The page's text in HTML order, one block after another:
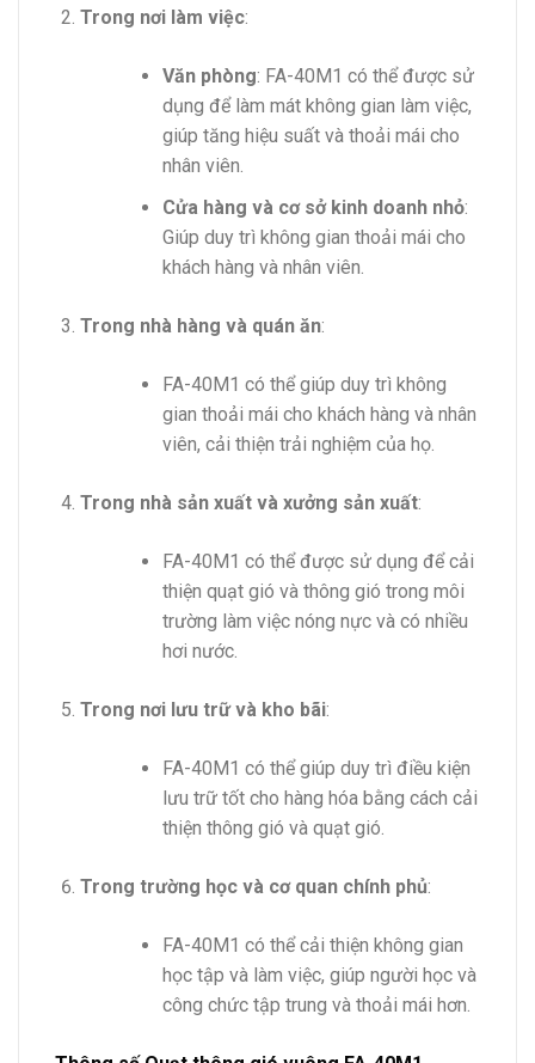
Trong nơi làm việc:
Văn phòng: FA-40M1 có thể được sử
dụng để làm mát không gian làm việc,
giúp tăng hiệu suất và thoải mái cho
nhân viên.
Cửa hàng và cơ sở kinh doanh nhỏ:
Giúp duy trì không gian thoải mái cho
khách hàng và nhân viên.
Trong nhà hàng và quán ăn:
FA-40M1 có thể giúp duy trì không
gian thoải mái cho khách hàng và nhân
viên, cải thiện trải nghiệm của họ.
Trong nhà sản xuất và xưởng sản xuất:
FA-40M1 có thể được sử dụng để cải
thiện quạt gió và thông gió trong môi
trường làm việc nóng nực và có nhiều
hơi nước.
Trong nơi lưu trữ và kho bãi:
FA-40M1 có thể giúp duy trì điều kiện
lưu trữ tốt cho hàng hóa bằng cách cải
thiện thông gió và quạt gió.
Trong trường học và cơ quan chính phủ:
FA-40M1 có thể cải thiện không gian
học tập và làm việc, giúp người học và
công chức tập trung và thoải mái hơn.